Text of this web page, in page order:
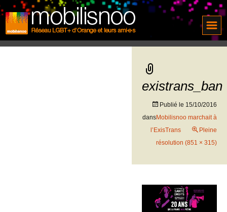
existrans_ban
Publié le 15/10/2016
dansMobilisnoo marchait à
l’ExisTrans
Pleine
résolution (851 × 315)